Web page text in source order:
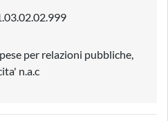
per relazioni pubbliche,
n.a.c